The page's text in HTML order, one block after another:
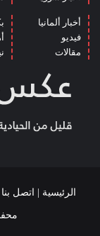
أخبار ألمانيا
فيديو
مقالات
الرئيسية اتصل بنا